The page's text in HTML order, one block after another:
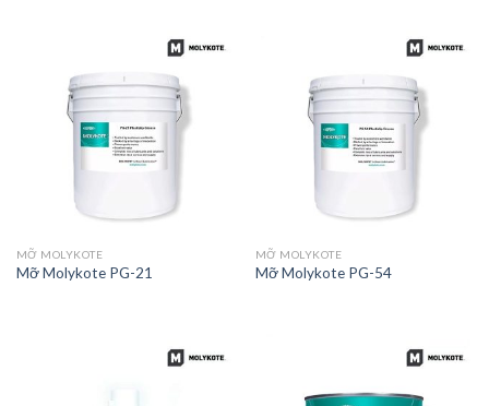
MỠ MOLYKOTE
Mỡ Molykote PG-21
MỠ MOLYKOTE
Mỡ Molykote PG-54